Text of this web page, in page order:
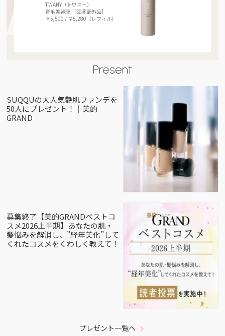
TWANY（トワニー）
育毛美容液 ［医薬部外品］
￥5,500 / ￥5,280（レフィル）
Present
SUQQUの大人気艶肌ファンデを
50人にプレゼント！｜美的
GRAND
募集終了【美的GRANDベストコ
スメ2026上半期】あなたの肌・
髪悩みを解消し、”経年美化”して
くれたコスメをくわしく教えて！
プレゼント一覧へ